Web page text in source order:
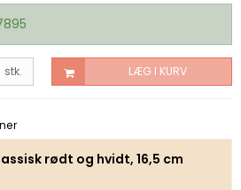
stk. LÆG I KURV
rødt og hvidt, 16,5 cm